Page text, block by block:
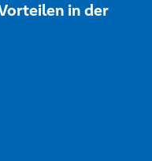
in der